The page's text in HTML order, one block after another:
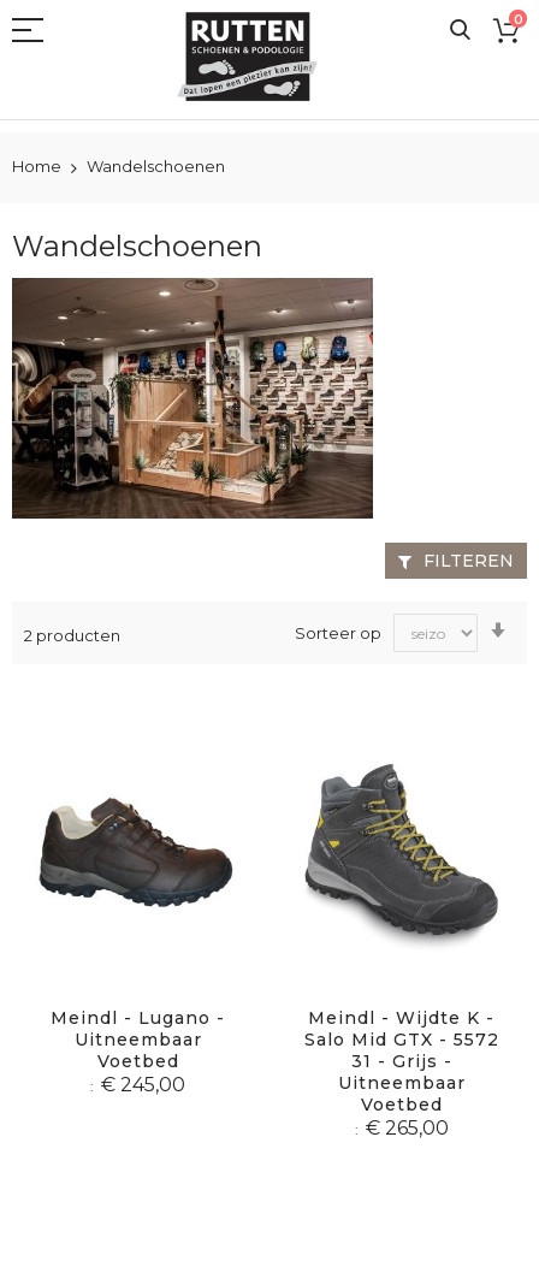
naar
0
Home Wandelschoenen
Wandelschoenen
2 producten Sorteer op
Meindl - Lugano -
Uitneembaar
Voetbed
€ 245,00
Meindl - Wijdte K -
Salo Mid GTX - 5572
31 - Grijs -
Uitneembaar
Voetbed
€ 265,00
FILTEREN